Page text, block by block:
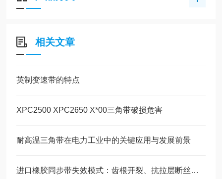
相关文章
英制变速带的特点
XPC2500 XPC2650 X*00三角带破损危害
耐高温三角带在电力工业中的关键应用与发展前景
进口橡胶同步带失效模式：齿根开裂、抗拉层断丝的原因与预防